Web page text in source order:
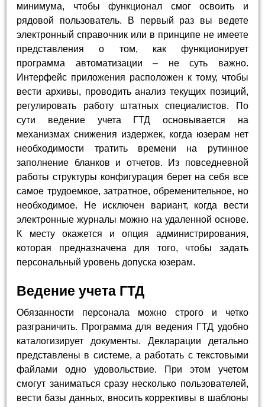
минимума, чтобы функционал смог освоить и
рядовой пользователь. В первый раз вы ведете
электронный справочник или в принципе не имеете
представления о том, как функционирует
программа автоматизации – не суть важно.
Интерфейс приложения расположен к тому, чтобы
вести архивы, проводить анализ текущих позиций,
регулировать работу штатных специалистов. По
сути ведение учета ГТД основывается на
механизмах снижения издержек, когда юзерам нет
необходимости тратить времени на рутинное
заполнение бланков и отчетов. Из повседневной
работы структуры конфигурация берет на себя все
самое трудоемкое, затратное, обременительное, но
необходимое. Не исключен вариант, когда вести
электронные журналы можно на удаленной основе.
К месту окажется и опция администрирования,
которая предназначена для того, чтобы задать
персональный уровень допуска юзерам.
Ведение учета ГТД
Обязанности персонала можно строго и четко
разграничить. Программа для ведения ГТД удобно
каталогизирует документы. Декларации детально
представлены в системе, а работать с текстовыми
файлами одно удовольствие. При этом учетом
смогут заниматься сразу несколько пользователей,
вести базы данных, вносить коррективы в шаблоны